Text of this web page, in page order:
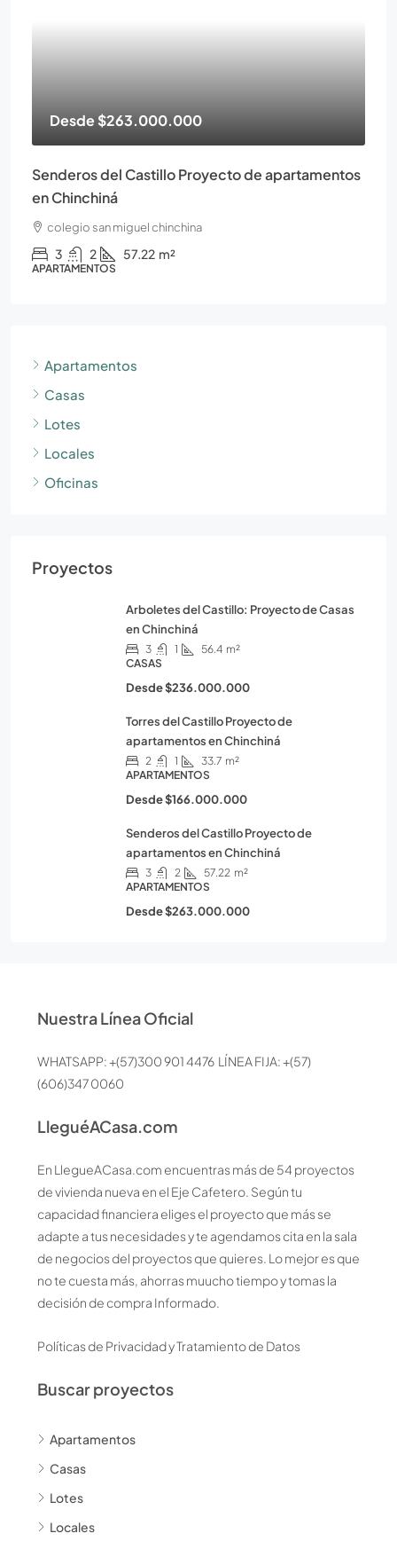
Desde$263.000.000
Senderos del Castillo Proyecto de apartamentos
en Chinchiná
colegio san miguel chinchina
3 2 57.22 m²
APARTAMENTOS
Apartamentos
Casas
Lotes
Locales
Oficinas
Proyectos
Arboletes del Castillo: Proyecto de Casas
en Chinchiná
3 1 56.4 m²
CASAS
Desde$236.000.000
Torres del Castillo Proyecto de
apartamentos en Chinchiná
2 1 33.7 m²
APARTAMENTOS
Desde$166.000.000
Senderos del Castillo Proyecto de
apartamentos en Chinchiná
3 2 57.22 m²
APARTAMENTOS
Desde$263.000.000
Nuestra Línea Oficial
WHATSAPP: +(57)300 901 4476 LÍNEA FIJA: +(57)
(606)347 0060
LleguéACasa.com
En LlegueACasa.com encuentras más de 54 proyectos
de vivienda nueva en el Eje Cafetero. Según tu
capacidad financiera eliges el proyecto que más se
adapte a tus necesidades y te agendamos cita en la sala
de negocios del proyectos que quieres. Lo mejor es que
no te cuesta más, ahorras muucho tiempo y tomas la
decisión de compra Informado.
Políticas de Privacidad y Tratamiento de Datos
Buscar proyectos
Apartamentos
Casas
Lotes
Locales